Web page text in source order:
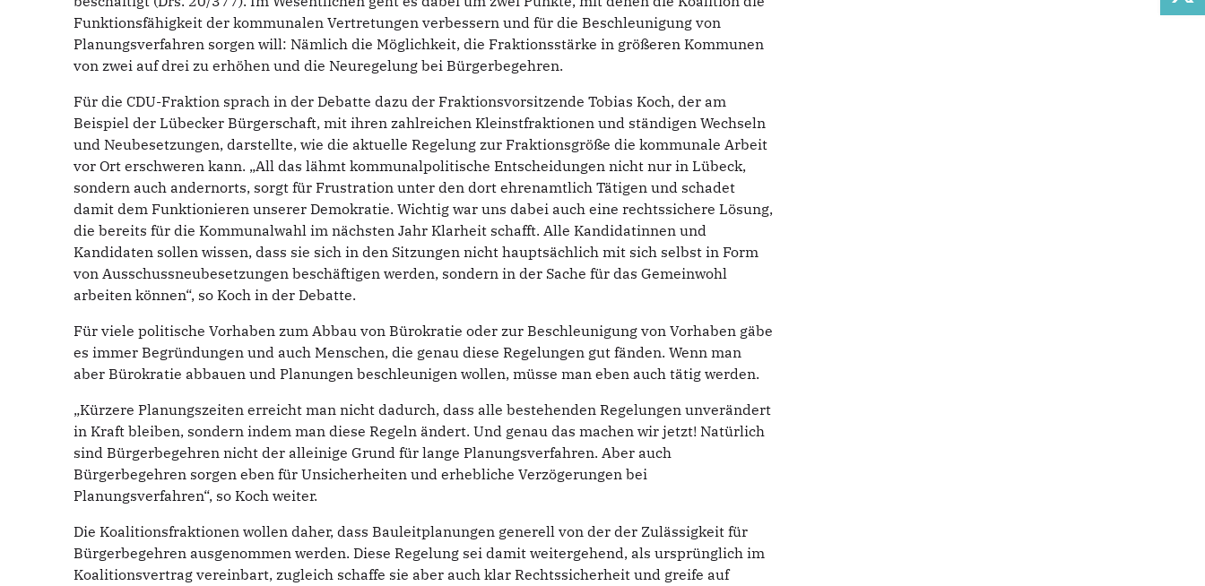
Funktionsfähigkeit der kommunalen Vertretungen verbessern und für die Beschleunigung von
Planungsverfahren sorgen will: Nämlich die Möglichkeit, die Fraktionsstärke in größeren Kommunen
von zwei auf drei zu erhöhen und die Neuregelung bei Bürgerbegehren.
Für die CDU-Fraktion sprach in der Debatte dazu der Fraktionsvorsitzende Tobias Koch, der am
Beispiel der Lübecker Bürgerschaft, mit ihren zahlreichen Kleinstfraktionen und ständigen Wechseln
und Neubesetzungen, darstellte, wie die aktuelle Regelung zur Fraktionsgröße die kommunale Arbeit
vor Ort erschweren kann. „All das lähmt kommunalpolitische Entscheidungen nicht nur in Lübeck,
sondern auch andernorts, sorgt für Frustration unter den dort ehrenamtlich Tätigen und schadet
damit dem Funktionieren unserer Demokratie. Wichtig war uns dabei auch eine rechtssichere Lösung,
die bereits für die Kommunalwahl im nächsten Jahr Klarheit schafft. Alle Kandidatinnen und
Kandidaten sollen wissen, dass sie sich in den Sitzungen nicht hauptsächlich mit sich selbst in Form
von Ausschussneubesetzungen beschäftigen werden, sondern in der Sache für das Gemeinwohl
arbeiten können“, so Koch in der Debatte.
Für viele politische Vorhaben zum Abbau von Bürokratie oder zur Beschleunigung von Vorhaben gäbe
es immer Begründungen und auch Menschen, die genau diese Regelungen gut fänden. Wenn man
aber Bürokratie abbauen und Planungen beschleunigen wollen, müsse man eben auch tätig werden.
„Kürzere Planungszeiten erreicht man nicht dadurch, dass alle bestehenden Regelungen unverändert
in Kraft bleiben, sondern indem man diese Regeln ändert. Und genau das machen wir jetzt! Natürlich
sind Bürgerbegehren nicht der alleinige Grund für lange Planungsverfahren. Aber auch
Bürgerbegehren sorgen eben für Unsicherheiten und erhebliche Verzögerungen bei
Planungsverfahren“, so Koch weiter.
Die Koalitionsfraktionen wollen daher, dass Bauleitplanungen generell von der der Zulässigkeit für
Bürgerbegehren ausgenommen werden. Diese Regelung sei damit weitergehend, als ursprünglich im
Koalitionsvertrag vereinbart, zugleich schaffe sie aber auch klar Rechtssicherheit und greife auf